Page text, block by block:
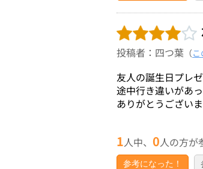
投稿者：四つ葉 （
友人の誕生日プレ
途中行き違いがあ
ありがとうございま
1人中、 0人の方が
参考になった！